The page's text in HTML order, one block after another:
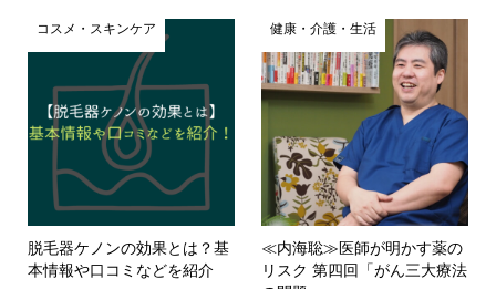
コスメ・スキンケア
脱毛器ケノンの効果とは？基
本情報や口コミなどを紹介
健康・介護・生活
≪内海聡≫医師が明かす薬の
リスク 第四回「がん三大療法